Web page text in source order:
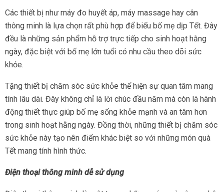
Các thiết bị như máy đo huyết áp, máy massage hay cân
thông minh là lựa chọn rất phù hợp để biếu bố mẹ dịp Tết. Đây
đều là những sản phẩm hỗ trợ trực tiếp cho sinh hoạt hằng
ngày, đặc biệt với bố mẹ lớn tuổi có nhu cầu theo dõi sức
khỏe.
Tặng thiết bị chăm sóc sức khỏe thể hiện sự quan tâm mang
tính lâu dài. Đây không chỉ là lời chúc đầu năm mà còn là hành
động thiết thực giúp bố mẹ sống khỏe mạnh và an tâm hơn
trong sinh hoạt hằng ngày. Đồng thời, những thiết bị chăm sóc
sức khỏe này tạo nên điểm khác biệt so với những món quà
Tết mang tính hình thức.
Điện thoại thông minh dễ sử dụng